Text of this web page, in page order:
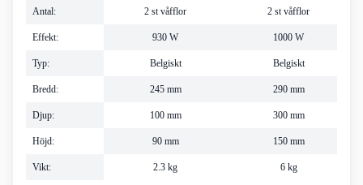
Antal:
Effekt:
Typ:
Bredd:
Djup:
Höjd:
Vikt:
2 st våfflor
930 W
Belgiskt
245 mm
100 mm
90 mm
2.3 kg
2 st våfflor
1000 W
Belgiskt
290 mm
300 mm
150 mm
6 kg